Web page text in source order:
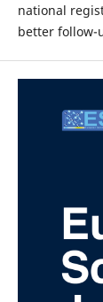
national
better follow-